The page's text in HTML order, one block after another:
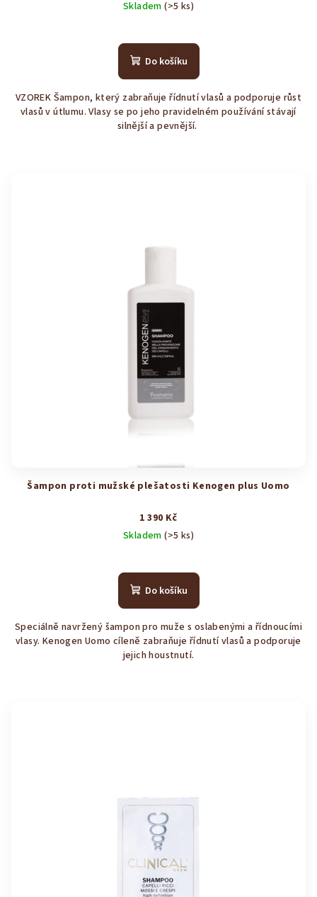
Skladem(>5 ks)
hodnocení
produktu
z
5
hvězdiček.
Do košíku
VZOREK Šampon, který zabraňuje řídnutí vlasů a podporuje růst
vlasů v útlumu. Vlasy se po jeho pravidelném používání stávají
silnější a pevnější.
Šampon proti mužské plešatosti Kenogen plus Uomo
1 390 Kč
Skladem(>5 ks)
hodnocení
produktu
z
5
hvězdiček.
Do košíku
Speciálně navržený šampon pro muže s oslabenými a řídnoucími
vlasy. Kenogen Uomo cíleně zabraňuje řídnutí vlasů a podporuje
jejich houstnutí.